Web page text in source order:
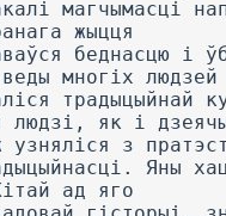
магчымасці
жыцця
беднасцю і
многіх
традыцыйнай
людзі, як і
з
Яны
ад яго